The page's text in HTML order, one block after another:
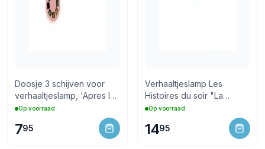
Doosje 3 schijven voor
verhaaltjeslamp, 'Apres la
Pluie'
Op voorraad
795
Verhaaltjeslamp Les
Histoires du soir "La
Grande Famille"
Op voorraad
1495